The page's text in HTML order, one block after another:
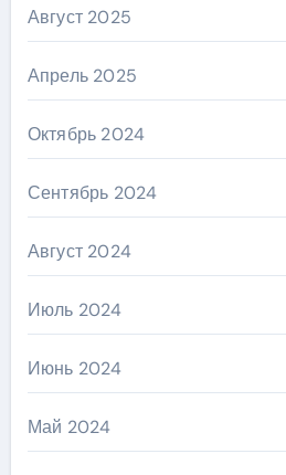
Август 2025
Апрель 2025
Октябрь 2024
Сентябрь 2024
Август 2024
Июль 2024
Июнь 2024
Май 2024